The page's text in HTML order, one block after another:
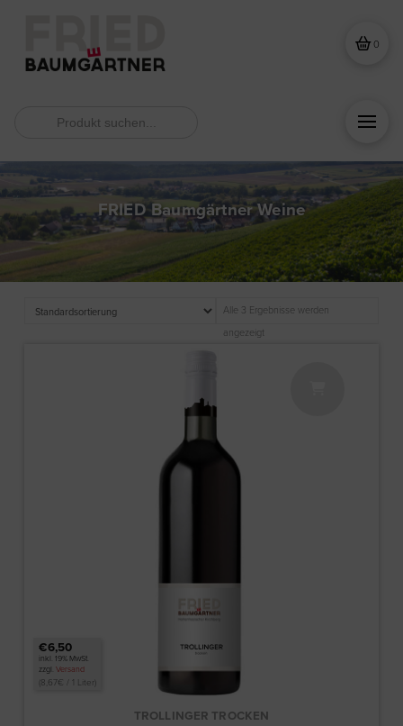
0
FRIED Baumgärtner Weine
Alle 3 Ergebnisse werden
angezeigt
€6,50
inkl. 19% MwSt.
zzgl. Versand
8,67€ / 1 Liter)
TROLLINGER TROCKEN